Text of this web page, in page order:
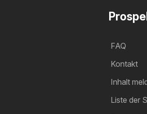
FAQ
Kontakt
Inhalt
Liste der